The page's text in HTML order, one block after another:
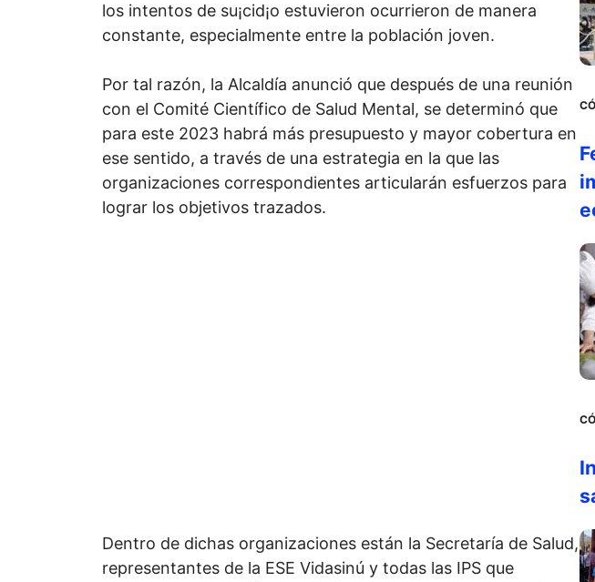
los intentos de su¡cid¡o estuvieron ocurrieron de manera
constante, especialmente entre la población joven.
Por tal razón, la Alcaldía anunció que después de una reunión
con el Comité Científico de Salud Mental, se determinó que
para este 2023 habrá más presupuesto y mayor cobertura en
ese sentido, a través de una estrategia en la que las
organizaciones correspondientes articularán esfuerzos para
lograr los objetivos trazados.
Dentro de dichas organizaciones están la Secretaría de Salud,
representantes de la ESE Vidasinú y todas las IPS que